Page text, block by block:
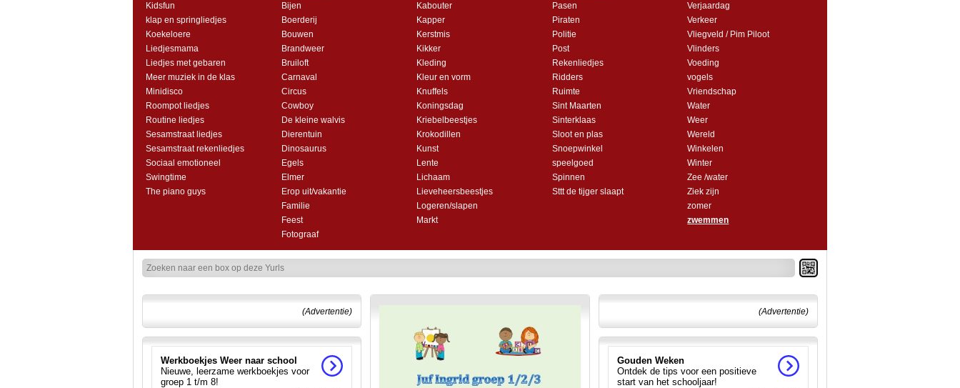
Kidsfun
klap en springliedjes
Koekeloere
Liedjesmama
Liedjes met gebaren
Meer muziek in de klas
Minidisco
Roompot liedjes
Routine liedjes
Sesamstraat liedjes
Sesamstraat rekenliedjes
Sociaal emotioneel
Swingtime
The piano guys
Bijen
Boerderij
Bouwen
Brandweer
Bruiloft
Carnaval
Circus
Cowboy
De kleine walvis
Dierentuin
Dinosaurus
Egels
Elmer
Erop uit/vakantie
Familie
Feest
Fotograaf
Kabouter
Kapper
Kerstmis
Kikker
Kleding
Kleur en vorm
Knuffels
Koningsdag
Kriebelbeestjes
Krokodillen
Kunst
Lente
Lichaam
Lieveheersbeestjes
Logeren/slapen
Markt
Pasen
Piraten
Politie
Post
Rekenliedjes
Ridders
Ruimte
Sint Maarten
Sinterklaas
Sloot en plas
Snoepwinkel
speelgoed
Spinnen
Sttt de tijger slaapt
Verjaardag
Verkeer
Vliegveld / Pim Piloot
Vlinders
Voeding
vogels
Vriendschap
Water
Weer
Wereld
Winkelen
Winter
Zee /water
Ziek zijn
zomer
zwemmen
(Advertentie)
Werkboekjes Weer naar school
Nieuwe, leerzame werkboekjes voor
groep 1 t/m 8!
(Advertentie)
Gouden Weken
Ontdek de tips voor een positieve
start van het schooljaar!